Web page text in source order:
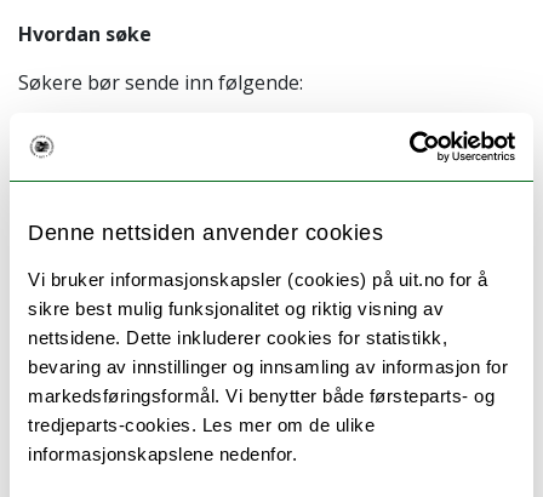
Denne nettsiden anvender cookies
Vi bruker informasjonskapsler (cookies) på uit.no for å
sikre best mulig funksjonalitet og riktig visning av
nettsidene. Dette inkluderer cookies for statistikk,
bevaring av innstillinger og innsamling av informasjon for
markedsføringsformål. Vi benytter både førsteparts- og
tredjeparts-cookies. Les mer om de ulike
informasjonskapslene nedenfor.
Hvordan søke
Søkere bør sende inn følgende:
Motivasjonsbrev (1–2 sider):
forskningsbakgrunn, interesse for kulturelt sensitivt
samfunnsengasjement og foretrukket
bidragsområde(r) (teori, casestudie, pedagogikk eller
verktøysett).
MERK: Vennligst oppgi i motivasjonsbrevet hvilke
kapitler du ønsker å bidra til (listet nedenfor; du kan
velge mer enn ett).
Kort CV (maks. 2 sider):
Inkluder
utdanningsbakgrunn, forskningsfokus og
nøkkelpublikasjoner eller prosjekter.
kontaktinformasjon: